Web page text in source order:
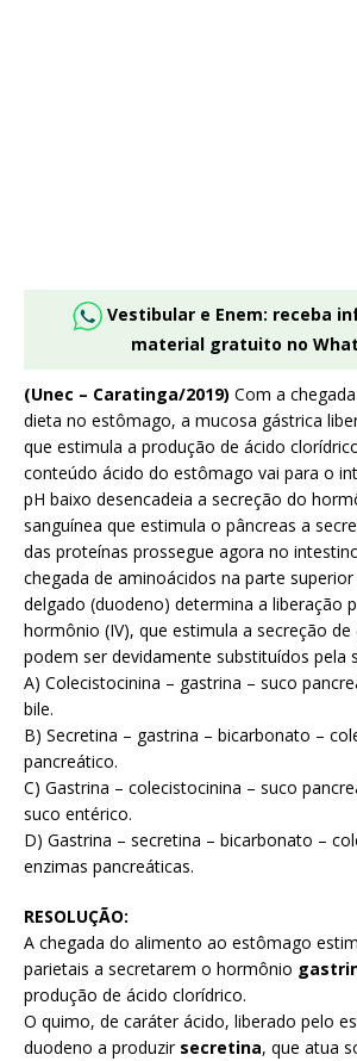
Vestibular e Enem: receba
material gratuito no
(Unec – Caratinga/2019) Com a
dieta no estômago, a mucosa gástrica
que estimula a produção de ácido
conteúdo ácido do estômago vai para o
pH baixo desencadeia a secreção do
sanguínea que estimula o pâncreas a
das proteínas prossegue agora no
chegada de aminoácidos na parte
delgado (duodeno) determina a liberação
hormônio (IV), que estimula a secreção de
podem ser devidamente substituídos pela
A) Colecistocinina – gastrina – suco
bile.
B) Secretina – gastrina – bicarbonato –
pancreático.
C) Gastrina – colecistocinina – suco
suco entérico.
D) Gastrina – secretina – bicarbonato –
enzimas pancreáticas.
RESOLUÇÃO:
A chegada do alimento ao estômago
parietais a secretarem o hormônio
produção de ácido clorídrico.
O quimo, de caráter ácido, liberado pelo
duodeno a produzir secretina, que atua